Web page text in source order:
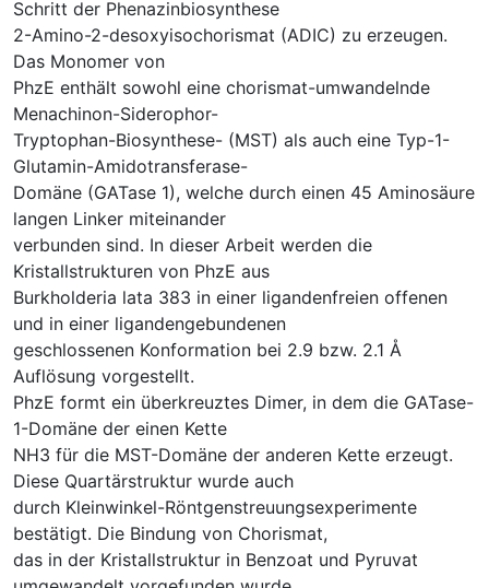
Schritt der Phenazinbiosynthese
2-Amino-2-desoxyisochorismat (ADIC) zu erzeugen.
Das Monomer von
PhzE enthält sowohl eine chorismat-umwandelnde
Menachinon-Siderophor-
Tryptophan-Biosynthese- (MST) als auch eine Typ-1-
Glutamin-Amidotransferase-
Domäne (GATase 1), welche durch einen 45 Aminosäure
langen Linker miteinander
verbunden sind. In dieser Arbeit werden die
Kristallstrukturen von PhzE aus
Burkholderia lata 383 in einer ligandenfreien offenen
und in einer ligandengebundenen
geschlossenen Konformation bei 2.9 bzw. 2.1 Å
Auflösung vorgestellt.
PhzE formt ein überkreuztes Dimer, in dem die GATase-
1-Domäne der einen Kette
NH3 für die MST-Domäne der anderen Kette erzeugt.
Diese Quartärstruktur wurde auch
durch Kleinwinkel-Röntgenstreuungsexperimente
bestätigt. Die Bindung von Chorismat,
das in der Kristallstruktur in Benzoat und Pyruvat